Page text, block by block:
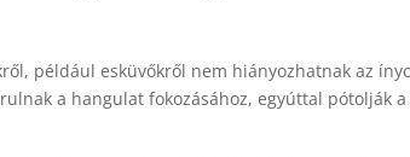
például esküvőkről nem hiányozhatnak az
a hangulat fokozásához, egyúttal pótolják a